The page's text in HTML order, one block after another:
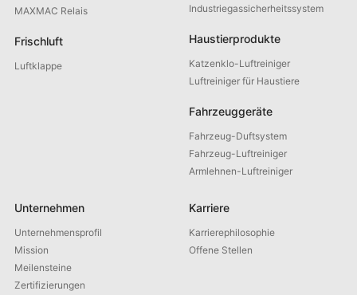
MAXMAC Relais
Frischluft
Luftklappe
Industriegassicherheitssystem
Haustierprodukte
Katzenklo-Luftreiniger
Luftreiniger für Haustiere
Fahrzeuggeräte
Fahrzeug-Duftsystem
Fahrzeug-Luftreiniger
Armlehnen-Luftreiniger
Unternehmen
Unternehmensprofil
Mission
Meilensteine
Zertifizierungen
Karriere
Karrierephilosophie
Offene Stellen